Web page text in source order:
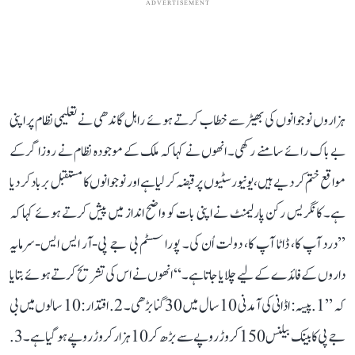
ADVERTISEMENT
ہزاروں نوجوانوں کی بھیڑ سے خطاب کرتے ہوئے راہل گاندھی نے تعلیمی نظام پر اپنی
بے باک رائے سامنے رکھی۔ انھوں نے کہا کہ ملک کے موجودہ نظام نے روزاگر کے
مواقع ختم کر دیے ہیں، یونیورسٹیوں پر قبضہ کر لیا ہے اور نوجوانوں کا مستقبل برباد کر دیا
ہے۔ کانگریس رکن پارلیمنٹ نے اپنی بات کو واضح انداز میں پیش کرتے ہوئے کہا کہ
’’درد آپ کا، ڈاٹا آپ کا، دولت اُن کی۔ پورا سسٹم بی جے پی-آر ایس ایس-سرمایہ
داروں کے فائدے کے لیے چلایا جاتا ہے۔‘‘ انھوں نے اس کی تشریح کرتے ہوئے بتایا
کہ ’’1. پیسہ: اڈانی کی آمدنی 10 سال میں 30 گنا بڑھی۔ 2. اقتدار: 10 سالوں میں بی
جے پی کا بینک بیلنس 150 کروڑ روپے سے بڑھ کر 10 ہزار کروڑ روپے ہو گیا ہے۔ 3.